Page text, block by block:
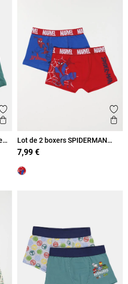
Ajouter aux favoris
Aperçu rapide
Lot de 2 boxers SPIDERMAN
garçon
7,99 €